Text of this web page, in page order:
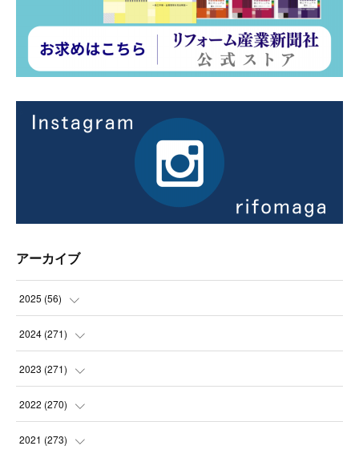
アーカイブ
2025 (56)
(14
(21
(21
2024 (271)
(21
(22
(23
2023 (271)
(22
(23
2022 (270)
(23
2021 (273)